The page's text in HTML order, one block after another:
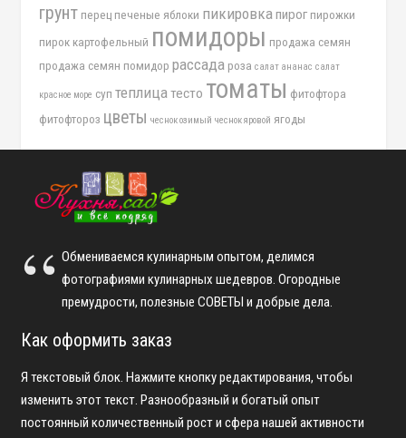
грунт перец печеные яблоки пикировкапирог пирожки
пирок картофельный помидоры продажа семян
продажа семян помидор рассада роза салат ананас салат
красное море суп теплицатесто томаты фитофтора
фитофтороз цветы чеснок озимый чеснок яровой ягоды
Обмениваемся кулинарным опытом, делимся
фотографиями кулинарных шедевров. Огородные
премудрости, полезные СОВЕТЫ и добрые дела.
Как оформить заказ
Я текстовый блок. Нажмите кнопку редактирования, чтобы
изменить этот текст. Разнообразный и богатый опыт
постоянный количественный рост и сфера нашей активности